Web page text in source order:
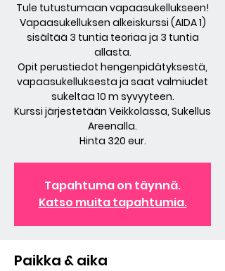
Tule tutustumaan vapaasukellukseen!
Vapaasukelluksen alkeiskurssi (AIDA 1)
sisältää 3 tuntia teoriaa ja 3 tuntia
allasta.
Opit perustiedot hengenpidätyksestä,
vapaasukelluksesta ja saat valmiudet
sukeltaa 10 m syvyyteen.
Kurssi järjestetään Veikkolassa, Sukellus
Areenalla.
Hinta 320 eur.
Tapahtuma on täynnä.
Katso muita tapahtumia.
Paikka & aika